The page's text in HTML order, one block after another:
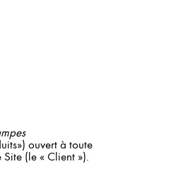
ouvert à toute
(le « Client »).